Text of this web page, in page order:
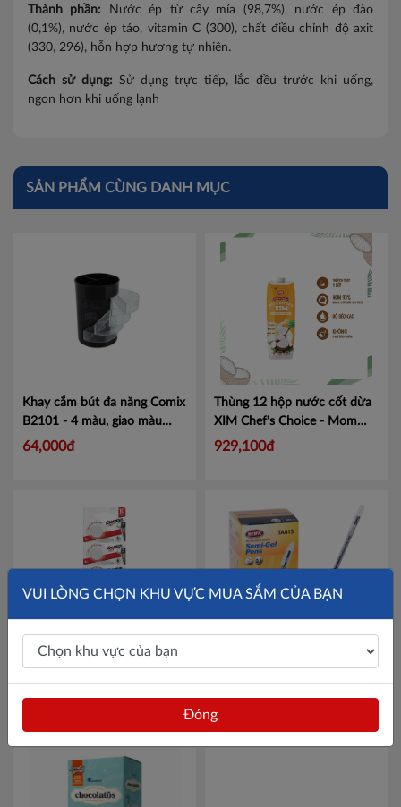
Điện Biên
Hà Giang
Lai Châu
Nam Định
Thái Bình
Thái Nguyên
Yên Bái
Thừa T. Huế
Lâm Đồng
Bình Định
Bình Thuận
Đăk Nông
ĐắkLắk
Kon Tum
Thành phần:
Nước ép từ cây mía (98,7%), nước ép đào
(0,1%), nước ép táo, vitamin C (300), chất điều chỉnh độ axit
(330, 296), hỗn hợp hương tự nhiên.
Cách sử dụng: Sử dụng trực tiếp, lắc đều trước khi uống,
ngon hơn khi uống lạnh
SẢN PHẨM CÙNG DANH MỤC
Khay cắm bút đa năng Comix
B2101 - 4 màu, giao màu
ngẫu nhiên
64,000đ
Thùng 12 hộp nước cốt dừa
XIM Chef's Choice - Mom
Cooks 1L Mã 20100476
929,100đ
Pin cúc áo Energizer Lithium
101053998
49,000đ
Mã TA613
VUI LÒNG CHỌN KHU VỰC MUA SẮM CỦA BẠN
Đóng